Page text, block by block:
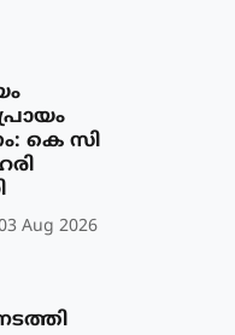
കെ സി
Aug 2026